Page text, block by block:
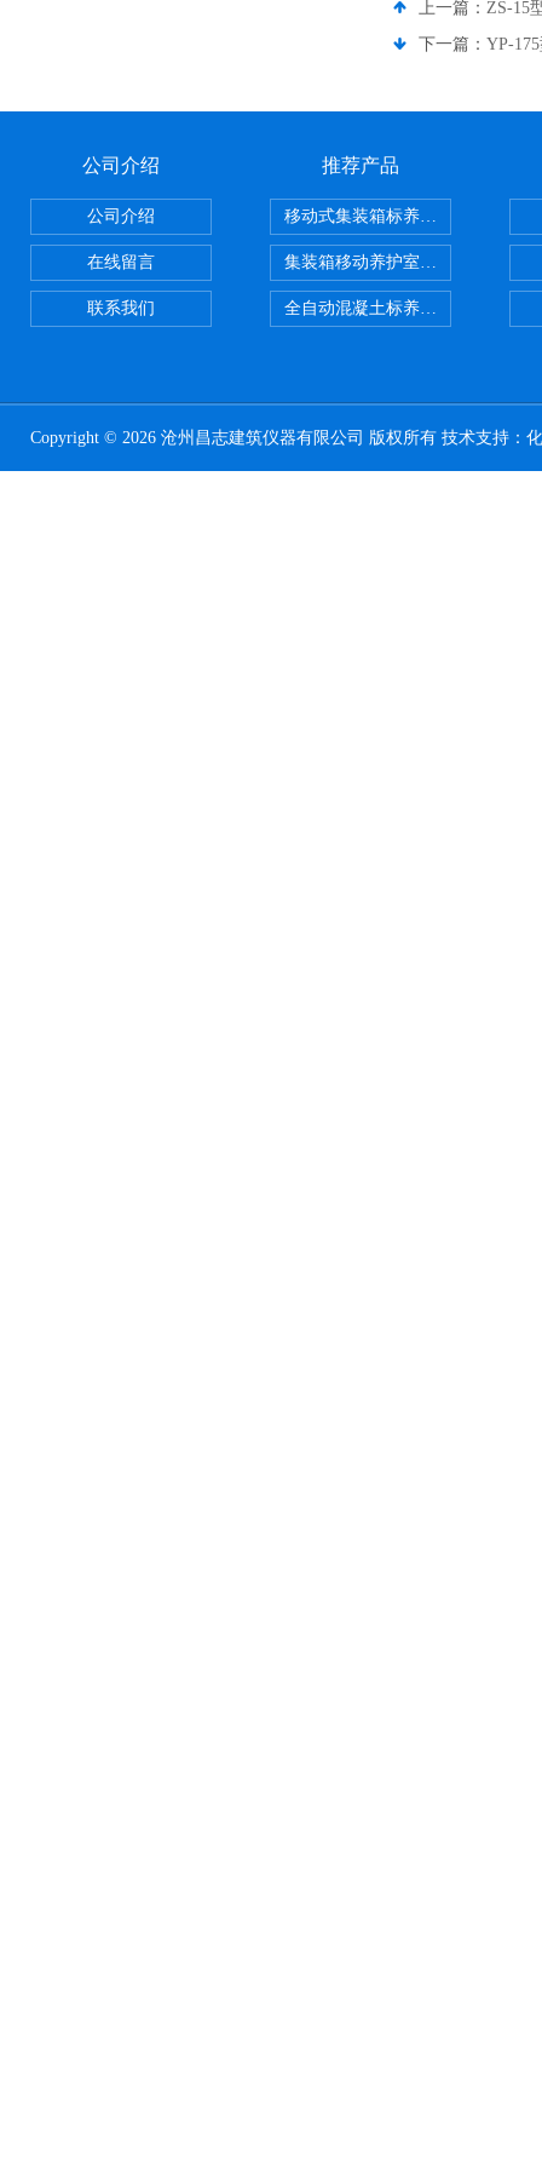
上一篇： ZS-15
下一篇： YP-
公司介绍
公司介绍
在线留言
联系我们
推荐产品
移动式集装箱标养室 养护室设备
集装箱移动养护室 标养室
全自动混凝土标养室恒温恒湿设备
Copyright © 2026 沧州昌志建筑仪器有限公司 版权所有 技术支持：